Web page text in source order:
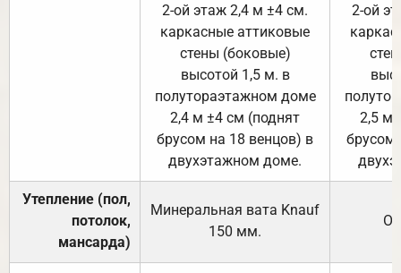
2-ой этаж 2,4 м ±4 см.
каркасные аттиковые
стены (боковые)
высотой 1,5 м. в
полутораэтажном доме
2,4 м ±4 см (поднят
брусом на 18 венцов) в
двухэтажном доме.
2-ой
2,5 м
брусом
Утепление (пол,
потолок,
мансарда)
Минеральная вата Knauf
150 мм.